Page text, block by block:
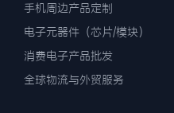
手机周边产品定制
电子元器件（芯片/模块）
消费电子产品批发
全球物流与外贸服务